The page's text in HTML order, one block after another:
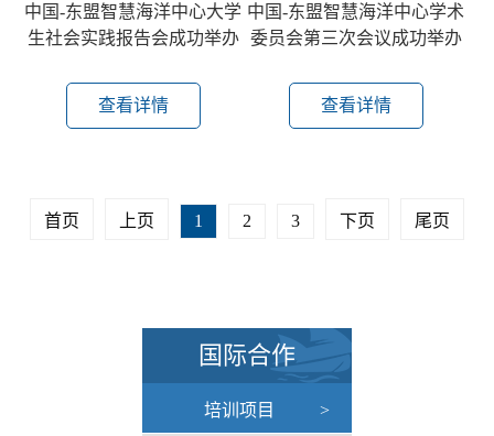
中国-东盟智慧海洋中心大学
生社会实践报告会成功举办
查看详情
中国-东盟智慧海洋中心学术
委员会第三次会议成功举办
查看详情
首页 上页 1 2 3 下页 尾页
国际合作
培训项目 >